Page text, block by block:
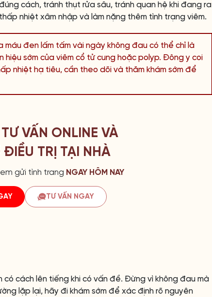
cách, tránh thụt rửa sâu, tránh quan hệ khi đang ra
nhiệt xâm nhập và làm nặng thêm tình trạng viêm.
máu đen lấm tấm vài ngày không đau có thể chỉ là
hiệu sớm của viêm cổ tử cung hoặc polyp. Đông y coi
nhiệt hạ tiêu, cần theo dõi và thăm khám sớm để
VẤN ONLINE VÀ
ĐIỀU TRỊ TẠI NHÀ
gửi tình trang NGAY HÔM NAY
TƯ VẤN NGAY
có cách lên tiếng khi có vấn đề. Đừng vì không đau mà
lặp lại, hãy đi khám sớm để xác định rõ nguyên